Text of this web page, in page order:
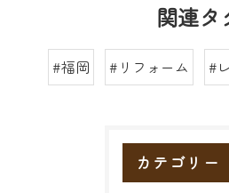
関連タ
#福岡 #リフォーム #
カテゴリー